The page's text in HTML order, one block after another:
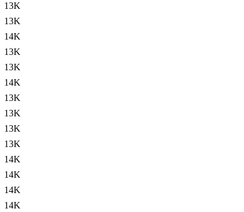
13K
13K
14K
13K
13K
14K
13K
13K
13K
13K
14K
14K
14K
14K